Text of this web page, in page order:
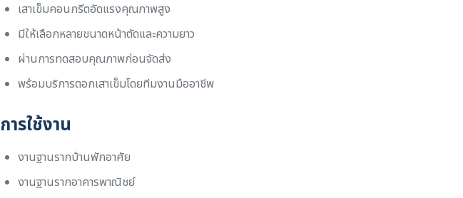
เสาเข็มคอนกรีตอัดแรงคุณภาพสูง
มีให้เลือกหลายขนาดหน้าตัดและความยาว
ผ่านการทดสอบคุณภาพก่อนจัดส่ง
พร้อมบริการตอกเสาเข็มโดยทีมงานมืออาชีพ
การใช้งาน
งานฐานรากบ้านพักอาศัย
งานฐานรากอาคารพาณิชย์